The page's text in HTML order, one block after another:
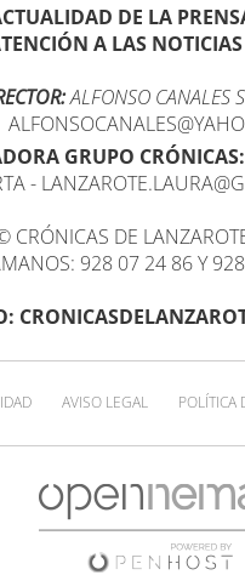
DE LA
A LAS
ALFONSO CANALES
GRUPO CRÓNICAS:
-
CRÓNICAS DE
928 07 24 86 Y
AVISO LEGAL POLÍTICA